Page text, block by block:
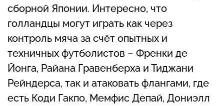
сборной Японии. Интересно, что
голландцы могут играть как через
контроль мяча за счёт опытных и
техничных футболистов – Френки де
Йонга, Райана Гравенберха и Тиджани
Рейндерса, так и атаковать флангами, где
есть Коди Гакпо, Мемфис Депай, Дониэлл